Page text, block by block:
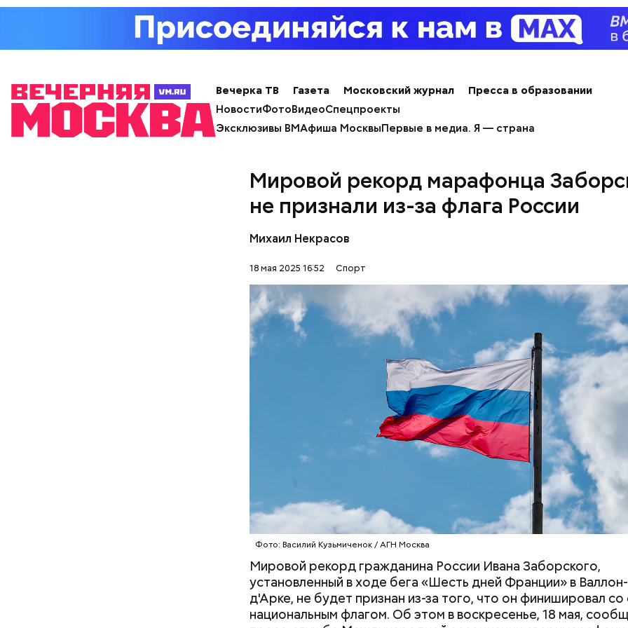
Вечерка ТВ Газета Московский журнал
Пресса в образовании
НовостиФотоВидеоСпецпроекты
Эксклюзивы ВМАфиша МосквыПервые в медиа. Я — страна
Мировой рекорд марафонца
не признали из-за флага России
Михаил Некрасов
18 мая 2025 16:52 Спорт
Фото: Василий Кузьмиченок / АГН Москва
Мировой рекорд гражданина России Ивана Заборского,
установленный в ходе бега «Шесть дней Франции» в
д'Арке, не будет признан из-за того, что он финишировал со
национальным флагом. Об этом в воскресенье, 18 мая,
Способности Яшина позволяли ему быть востребованным в
видах спорта. Он был хорош в хоккее. В 50-х стал
активно звали в сборную страны, но он отказался, так как
Как сложились
за эту самодеятельность. Требовали, чтобы все играли
применения новаторских приемов.
Для прощения
Кузнецов
Разрыв в деньгах: как
обстоят дела с гендерными
В прокат
фильм «Чучело»:
смотреть и что
критики